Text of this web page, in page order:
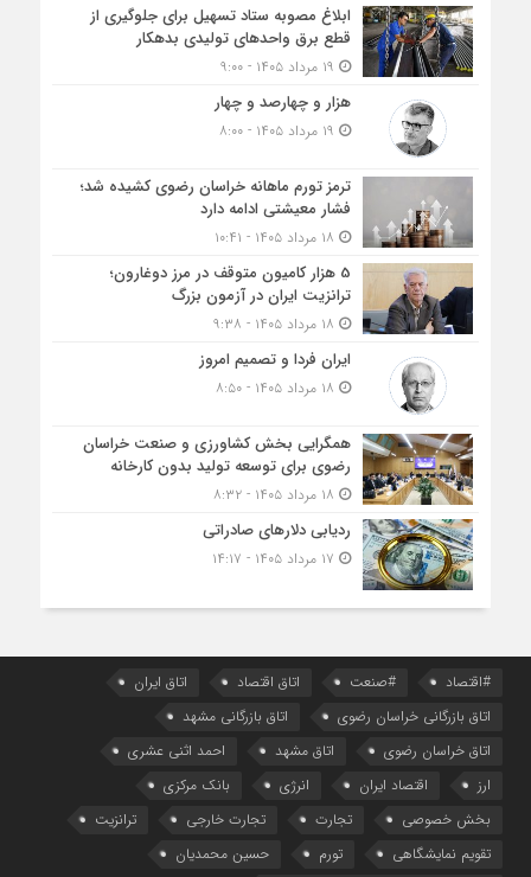
ابلاغ مصوبه ستاد تسهیل برای جلوگیری از
قطع برق واحدهای تولیدی بدهکار
هزار و چهارصد و چهار
ترمز تورم ماهانه خراسان رضوی کشیده شد؛
فشار معیشتی ادامه دارد
5 هزار کامیون متوقف در مرز دوغارون؛
ترانزیت ایران در آزمون بزرگ
ایران فردا و تصمیم امروز
همگرایی بخش کشاورزی و صنعت خراسان
رضوی برای توسعه تولید بدون کارخانه
ردیابی دلارهای صادراتی
#اقتصاد #صنعت اتاق اقتصاد
اتاق ایران
اتاق بازرگانی خراسان رضوی
اتاق بازرگانی مشهد
اتاق خراسان رضوی
اتاق مشهد
احمد اثنی عشری
ارز
اقتصاد ایران انرژی
بانک مرکزی
بخش خصوصی
تجارت تجارت خارجی
ترانزیت
تقویم نمایشگاهی
تورم
حسین محمدیان